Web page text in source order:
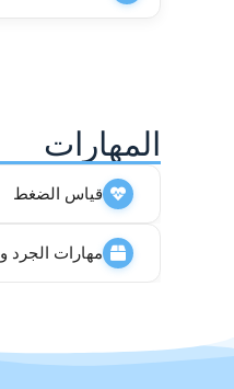
المهارات
قياس الضغط
مهارات الجرد